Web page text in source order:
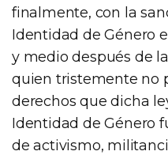
finalmente, con la
Identidad de Género
y medio después de
quien tristemente no
derechos que dicha
Identidad de Género
de activismo,